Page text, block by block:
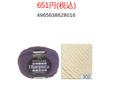
651円(税込)
4965838628016